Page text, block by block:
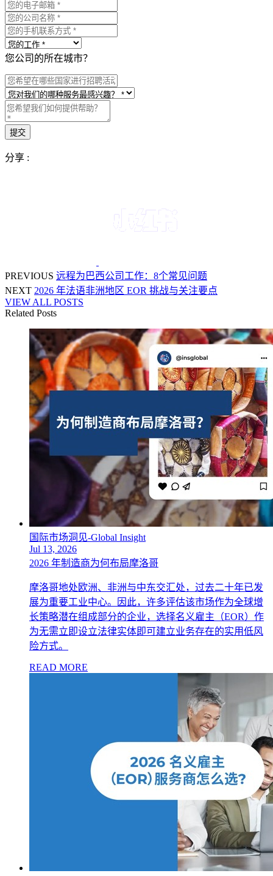
您公司的所在城市？
分享 :
PREVIOUS 远程为巴西公司工作：8个常见问题
NEXT 2026 年法语非洲地区 EOR 挑战与关注要点
VIEW ALL POSTS
Related Posts
国际市场洞见-Global Insight
Jul 13, 2026
2026 年制造商为何布局摩洛哥
摩洛哥地处欧洲、非洲与中东交汇处，过去二十年已发
展为重要工业中心。因此，许多评估该市场作为全球增
长策略潜在组成部分的企业，选择名义雇主（EOR）作
为无需立即设立法律实体即可建立业务存在的实用低风
险方式。
READ MORE